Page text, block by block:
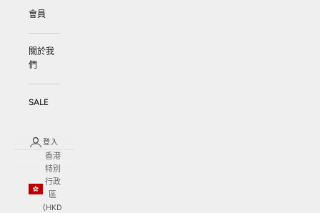
會員
關於我
們
SALE
登入
香港
特別
行政
區
(HKD